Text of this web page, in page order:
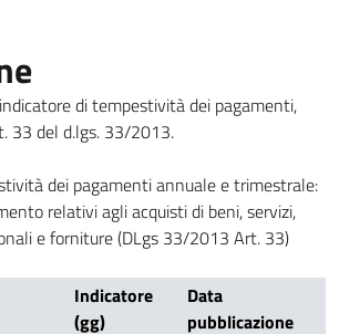
di tempestività dei pagamenti,
33 del d.lgs. 33/2013.
dei pagamenti annuale e trimestrale:
relativi agli acquisti di beni, servizi,
e forniture (DLgs 33/2013 Art. 33)
Indicatore
(gg)
Data
pubblicazione